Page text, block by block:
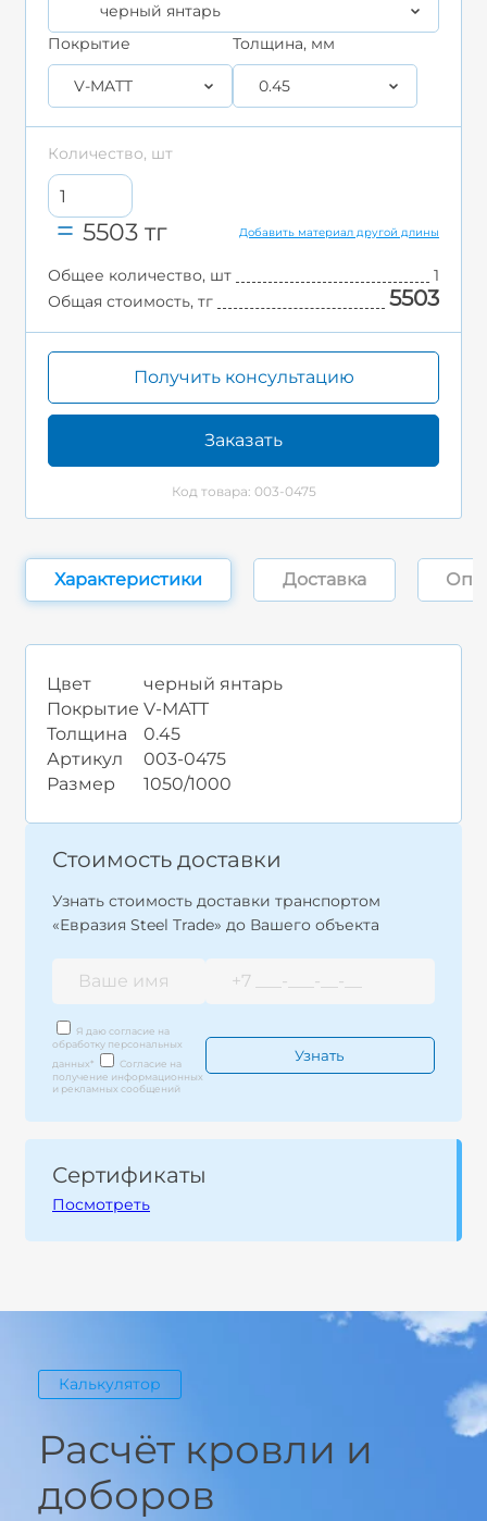
черный янтарь
Покрытие
V-MATT
Толщина, мм
0.45
Количество, шт
5503 тг Добавить материал другой длины
Общее количество, шт
1
Общая стоимость, тг
5503
Получить консультацию
Заказать
Код товара: 003-0475
Характеристики Доставка
Цвет
черный янтарь
Покрытие V-MATT
Толщина
0.45
Артикул
003-0475
Размер
1050/1000
Стоимость доставки
Узнать стоимость доставки транспортом
«Евразия Steel Trade» до Вашего объекта
Я даю согласие на
обработку персональных
данных*
Согласие на
получение информационных
и рекламных сообщений
Сертификаты
Посмотреть
Калькулятор
Расчёт кровли и
доборов